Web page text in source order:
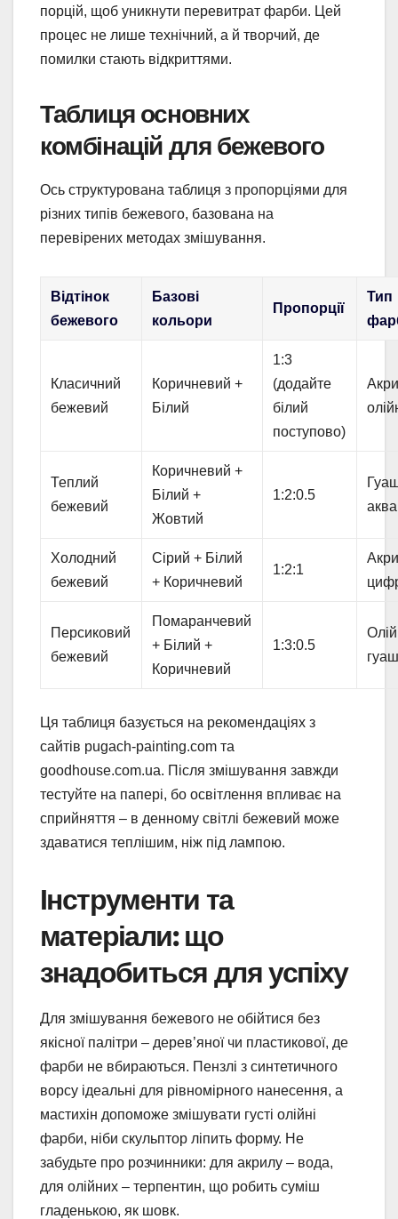
порцій, щоб уникнути перевитрат фарби. Цей
процес не лише технічний, а й творчий, де
помилки стають відкриттями.
Таблиця основних
комбінацій для бежевого
Ось структурована таблиця з пропорціями для
різних типів бежевого, базована на
перевірених методах змішування.
Відтінок
бежевого
Базові
кольори
Пропорції
Тип
Класичний
бежевий
Коричневий +
Білий
1:3
(додайте
білий
поступово)
Теплий
бежевий
Коричневий +
Білий +
Жовтий
1:2:0.5
Холодний
бежевий
Сірий + Білий
+ Коричневий
1:2:1
Персиковий
бежевий
Помаранчевий
+ Білий +
Коричневий
1:3:0.5
Ця таблиця базується на рекомендаціях з
сайтів pugach-painting.com та
goodhouse.com.ua. Після змішування завжди
тестуйте на папері, бо освітлення впливає на
сприйняття – в денному світлі бежевий може
здаватися теплішим, ніж під лампою.
Інструменти та
матеріали: що
знадобиться для успіху
Для змішування бежевого не обійтися без
якісної палітри – дерев’яної чи пластикової, де
фарби не вбираються. Пензлі з синтетичного
ворсу ідеальні для рівномірного нанесення, а
мастихін допоможе змішувати густі олійні
фарби, ніби скульптор ліпить форму. Не
забудьте про розчинники: для акрилу – вода,
для олійних – терпентин, що робить суміш
гладенькою, як шовк.